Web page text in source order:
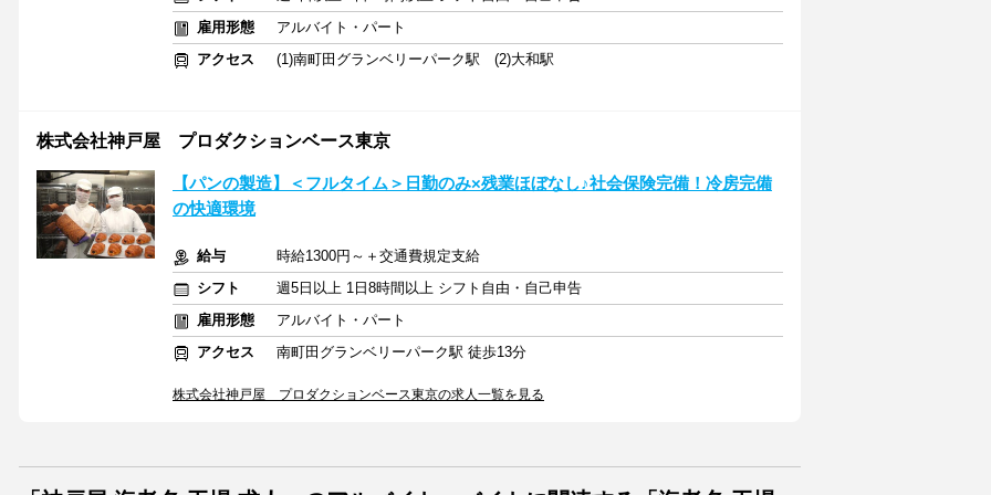
雇用形態
アルバイト・パート
アクセス
(1)南町田グランベリーパーク駅 (2)大和駅
株式会社神戸屋 プロダクションベース東京
【パンの製造】＜フルタイム＞日勤のみ×残業ほぼなし♪社会保険完備！冷房完備
の快適環境
給与
時給1300円～＋交通費規定支給
シフト
週5日以上 1日8時間以上 シフト自由・自己申告
雇用形態
アルバイト・パート
アクセス
南町田グランベリーパーク駅 徒歩13分
株式会社神戸屋 プロダクションベース東京の求人一覧を見る